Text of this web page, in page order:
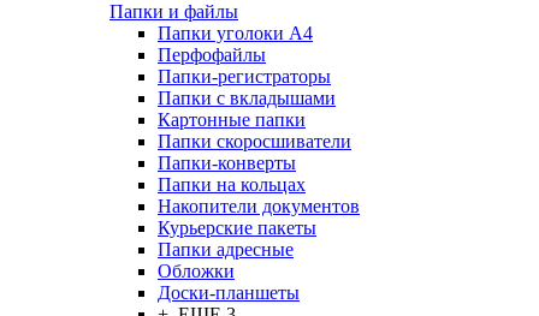
Папки и файлы
Папки уголоки А4
Перфофайлы
Папки-регистраторы
Папки с вкладышами
Картонные папки
Папки скоросшиватели
Папки-конверты
Папки на кольцах
Накопители документов
Курьерские пакеты
Папки адресные
Обложки
Доски-планшеты